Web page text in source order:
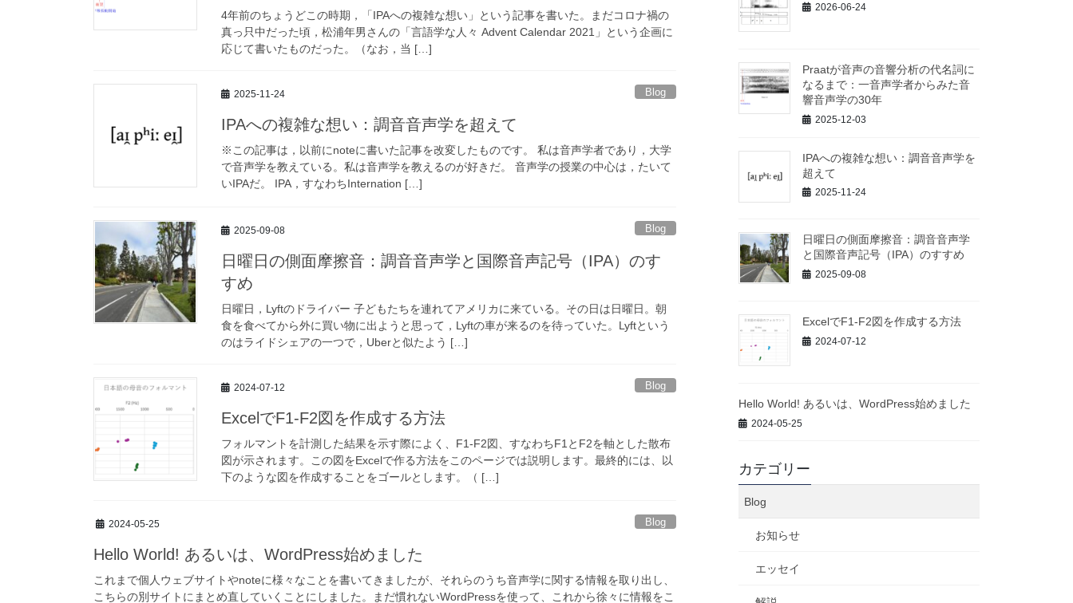
4年前のちょうどこの時期，「IPAへの複雑な想い」という記事を書いた。まだコロナ禍の
真っ只中だった頃，松浦年男さんの「言語学な人々 Advent Calendar 2021」という企画に
応じて書いたものだった。（なお，当 […]
2025-11-24 Blog
IPAへの複雑な想い：調音音声学を超えて
※この記事は，以前にnoteに書いた記事を改変したものです。 私は音声学者であり，大学
で音声学を教えている。私は音声学を教えるのが好きだ。 音声学の授業の中心は，たいて
いIPAだ。 IPA，すなわちInternation […]
2025-09-08 Blog
日曜日の側面摩擦音：調音音声学と国際音声記号（IPA）のす
すめ
日曜日，Lyftのドライバー 子どもたちを連れてアメリカに来ている。その日は日曜日。朝
食を食べてから外に買い物に出ようと思って，Lyftの車が来るのを待っていた。Lyftという
のはライドシェアの一つで，Uberと似たよう […]
2024-07-12 Blog
ExcelでF1-F2図を作成する方法
フォルマントを計測した結果を示す際によく、F1-F2図、すなわちF1とF2を軸とした散布
図が示されます。この図をExcelで作る方法をこのページでは説明します。最終的には、以
下のような図を作成することをゴールとします。（ […]
2024-05-25 Blog
Hello World! あるいは、WordPress始めました
これまで個人ウェブサイトやnoteに様々なことを書いてきましたが、それらのうち音声学に関する情報を取り出し、
こちらの別サイトにまとめ直していくことにしました。まだ慣れないWordPressを使って、これから徐々に情報をこ
2026-06-24
Praatが音声の音響分析の代名詞に
なるまで：一音声学者からみた音
響音声学の30年
2025-12-03
IPAへの複雑な想い：調音音声学を
超えて
2025-11-24
日曜日の側面摩擦音：調音音声学
と国際音声記号（IPA）のすすめ
2025-09-08
ExcelでF1-F2図を作成する方法
2024-07-12
Hello World! あるいは、WordPress始めました
2024-05-25
カテゴリー
Blog
お知らせ
エッセイ